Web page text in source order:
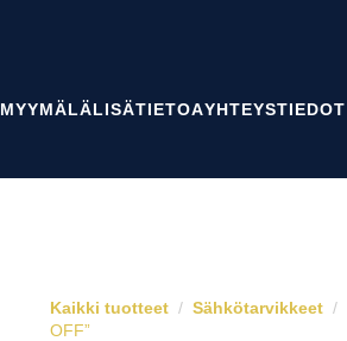
MYYMÄLÄLISÄTIETOAYHTEYSTIEDOT
Kaikki tuotteet Sähkötarvikkeet
OFF”